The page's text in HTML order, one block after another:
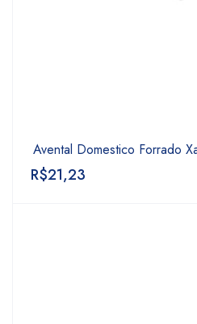
Avental Domestico Forrado
R$21,23